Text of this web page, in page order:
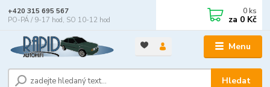
Menu
Hledat
+420 315 695 567
PO-PÁ / 9-17 hod, SO 10-12 hod
0 ks
za 0 Kč